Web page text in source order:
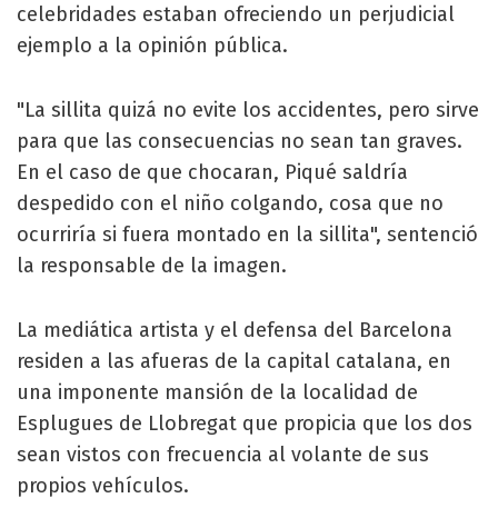
celebridades estaban ofreciendo un perjudicial
ejemplo a la opinión pública.
"La sillita quizá no evite los accidentes, pero sirve
para que las consecuencias no sean tan graves.
En el caso de que chocaran, Piqué saldría
despedido con el niño colgando, cosa que no
ocurriría si fuera montado en la sillita", sentenció
la responsable de la imagen.
La mediática artista y el defensa del Barcelona
residen a las afueras de la capital catalana, en
una imponente mansión de la localidad de
Esplugues de Llobregat que propicia que los dos
sean vistos con frecuencia al volante de sus
propios vehículos.